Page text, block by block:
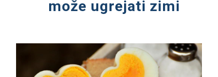
može ugrejati zimi